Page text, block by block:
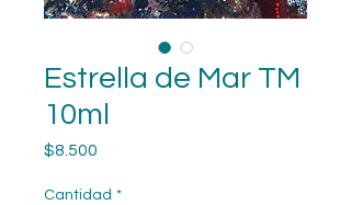
Estrella de Mar TM
10ml
$8.500
Cantidad *